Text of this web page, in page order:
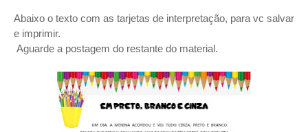
Abaixo o texto com as tarjetas de interpretação, para vc salvar
e imprimir.
Aguarde a postagem do restante do material.